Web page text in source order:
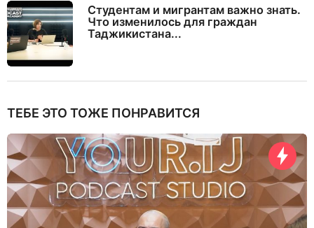
Студентам и мигрантам важно знать.
Что изменилось для граждан
Таджикистана...
ТЕБЕ ЭТО ТОЖЕ ПОНРАВИТСЯ